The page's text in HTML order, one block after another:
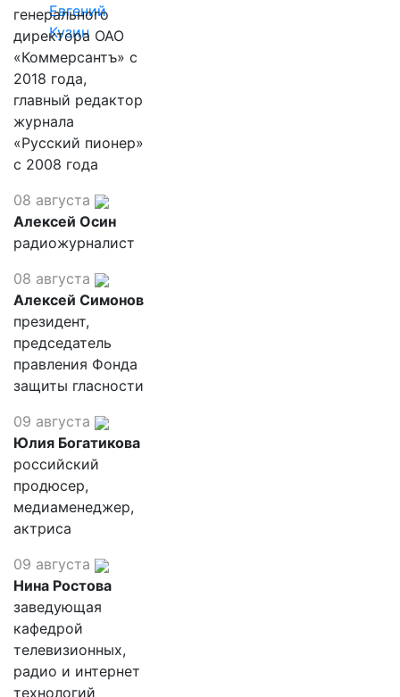
Евгений
Кузин
генерального
директора ОАО
«Коммерсантъ» с
2018 года,
главный редактор
журнала
«Русский пионер»
с 2008 года
08 августа
Алексей Осин
радиожурналист
08 августа
Алексей Симонов
президент,
председатель
правления Фонда
защиты гласности
09 августа
Юлия Богатикова
российский
продюсер,
медиаменеджер,
актриса
09 августа
Нина Ростова
заведующая
кафедрой
телевизионных,
радио и интернет
технологий